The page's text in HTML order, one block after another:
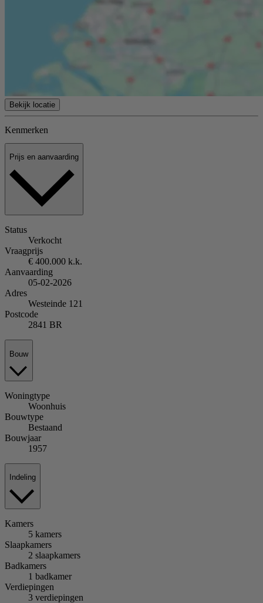
Bekijk locatie
Kenmerken
Prijs en aanvaarding
Status
Verkocht
Vraagprijs
€ 400.000 k.k.
Aanvaarding
05-02-2026
Adres
Westeinde 121
Postcode
2841 BR
Bouw
Woningtype
Woonhuis
Bouwtype
Bestaand
Bouwjaar
1957
Indeling
Kamers
5 kamers
Slaapkamers
2 slaapkamers
Badkamers
1 badkamer
Verdiepingen
3 verdiepingen